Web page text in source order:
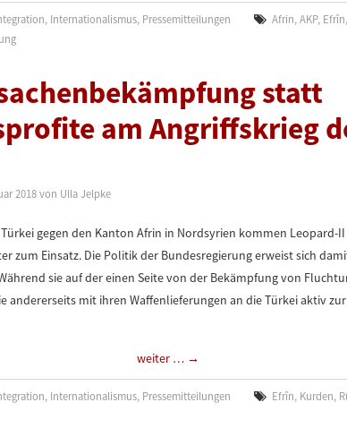
, Internationalismus, Pressemitteilungen Afrin,AKP, Efrîn,
statt
am Angriffskrieg
2018von Ulla Jelpke
gegen den Kanton Afrin in Nordsyrien kommen Leopard-
zum Einsatz. Die Politik der Bundesregierung erweist sich
sie auf der einen Seite von der Bekämpfung von
andererseits mit ihren Waffenlieferungen an die Türkei aktiv
weiter … →
, Internationalismus, Pressemitteilungen Efrîn, Kurden,